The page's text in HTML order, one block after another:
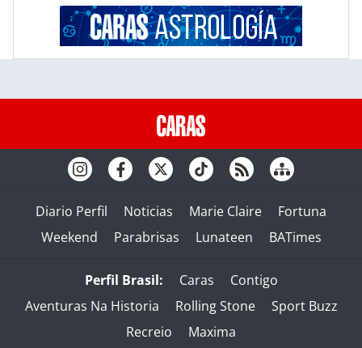
Diario Perfil Noticias Marie Claire
Fortuna
Weekend
Parabrisas Lunateen BATimes
Perfil Brasil: Caras
Contigo
Aventuras Na Historia
Rolling Stone
Sport Buzz
Recreio
Maxima